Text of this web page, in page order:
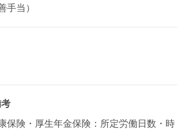
手当）
保険・厚生年金保険：所定労働日数・時